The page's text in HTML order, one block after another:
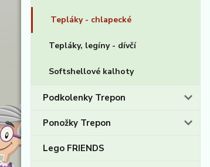
Tepláky - chlapecké
Tepláky, legíny - dívčí
Softshellové kalhoty
Podkolenky Trepon
Ponožky Trepon
Lego FRIENDS